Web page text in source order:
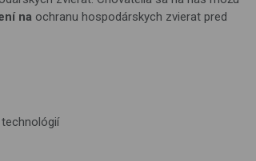
na ochranu hospodárskych zvierat pred